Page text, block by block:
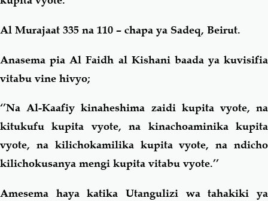
Al Murajaat 335 na 110 – chapa ya Sadeq, Beirut.
Anasema pia Al Faidh al Kishani baada ya kuvisifia
vitabu vine hivyo;
‘’Na Al-Kaafiy kinaheshima zaidi kupita vyote, na
kitukufu kupita vyote, na kinachoaminika kupita
vyote, na kilichokamilika kupita vyote, na ndicho
kilichokusanya mengi kupita vitabu vyote.’’
Amesema haya katika Utangulizi wa tahakiki ya